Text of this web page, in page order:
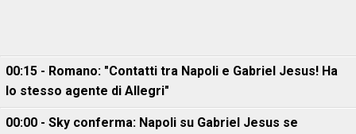
00:15 - Romano: "Contatti tra Napoli e Gabriel Jesus! Ha
lo stesso agente di Allegri"
00:00 - Sky conferma: Napoli su Gabriel Jesus se